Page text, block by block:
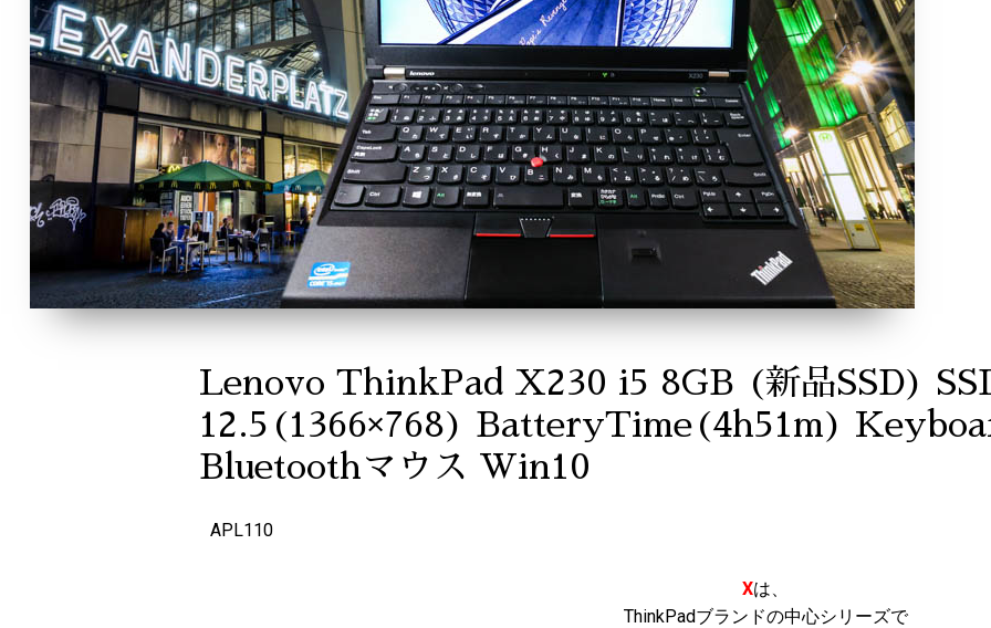
Lenovo ThinkPad X230 i5 8GB (新品SSD)
12.5(1366×768) BatteryTime(4h51m)
Bluetoothマウス Win10
APL110
Xは、
ThinkPadブランドの中心シリーズで